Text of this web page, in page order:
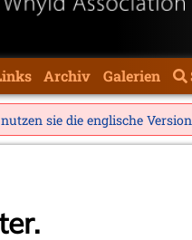
Archiv Galerien
sie die englische Version